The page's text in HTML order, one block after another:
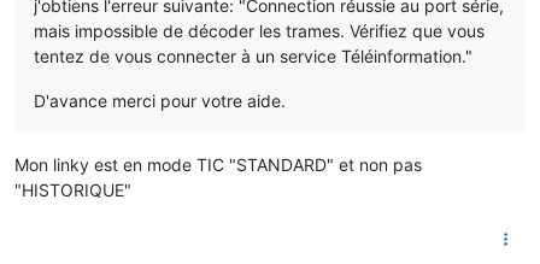
j'obtiens l'erreur suivante: "Connection réussie au port série,
mais impossible de décoder les trames. Vérifiez que vous
tentez de vous connecter à un service Téléinformation."
D'avance merci pour votre aide.
Mon linky est en mode TIC "STANDARD" et non pas
"HISTORIQUE"